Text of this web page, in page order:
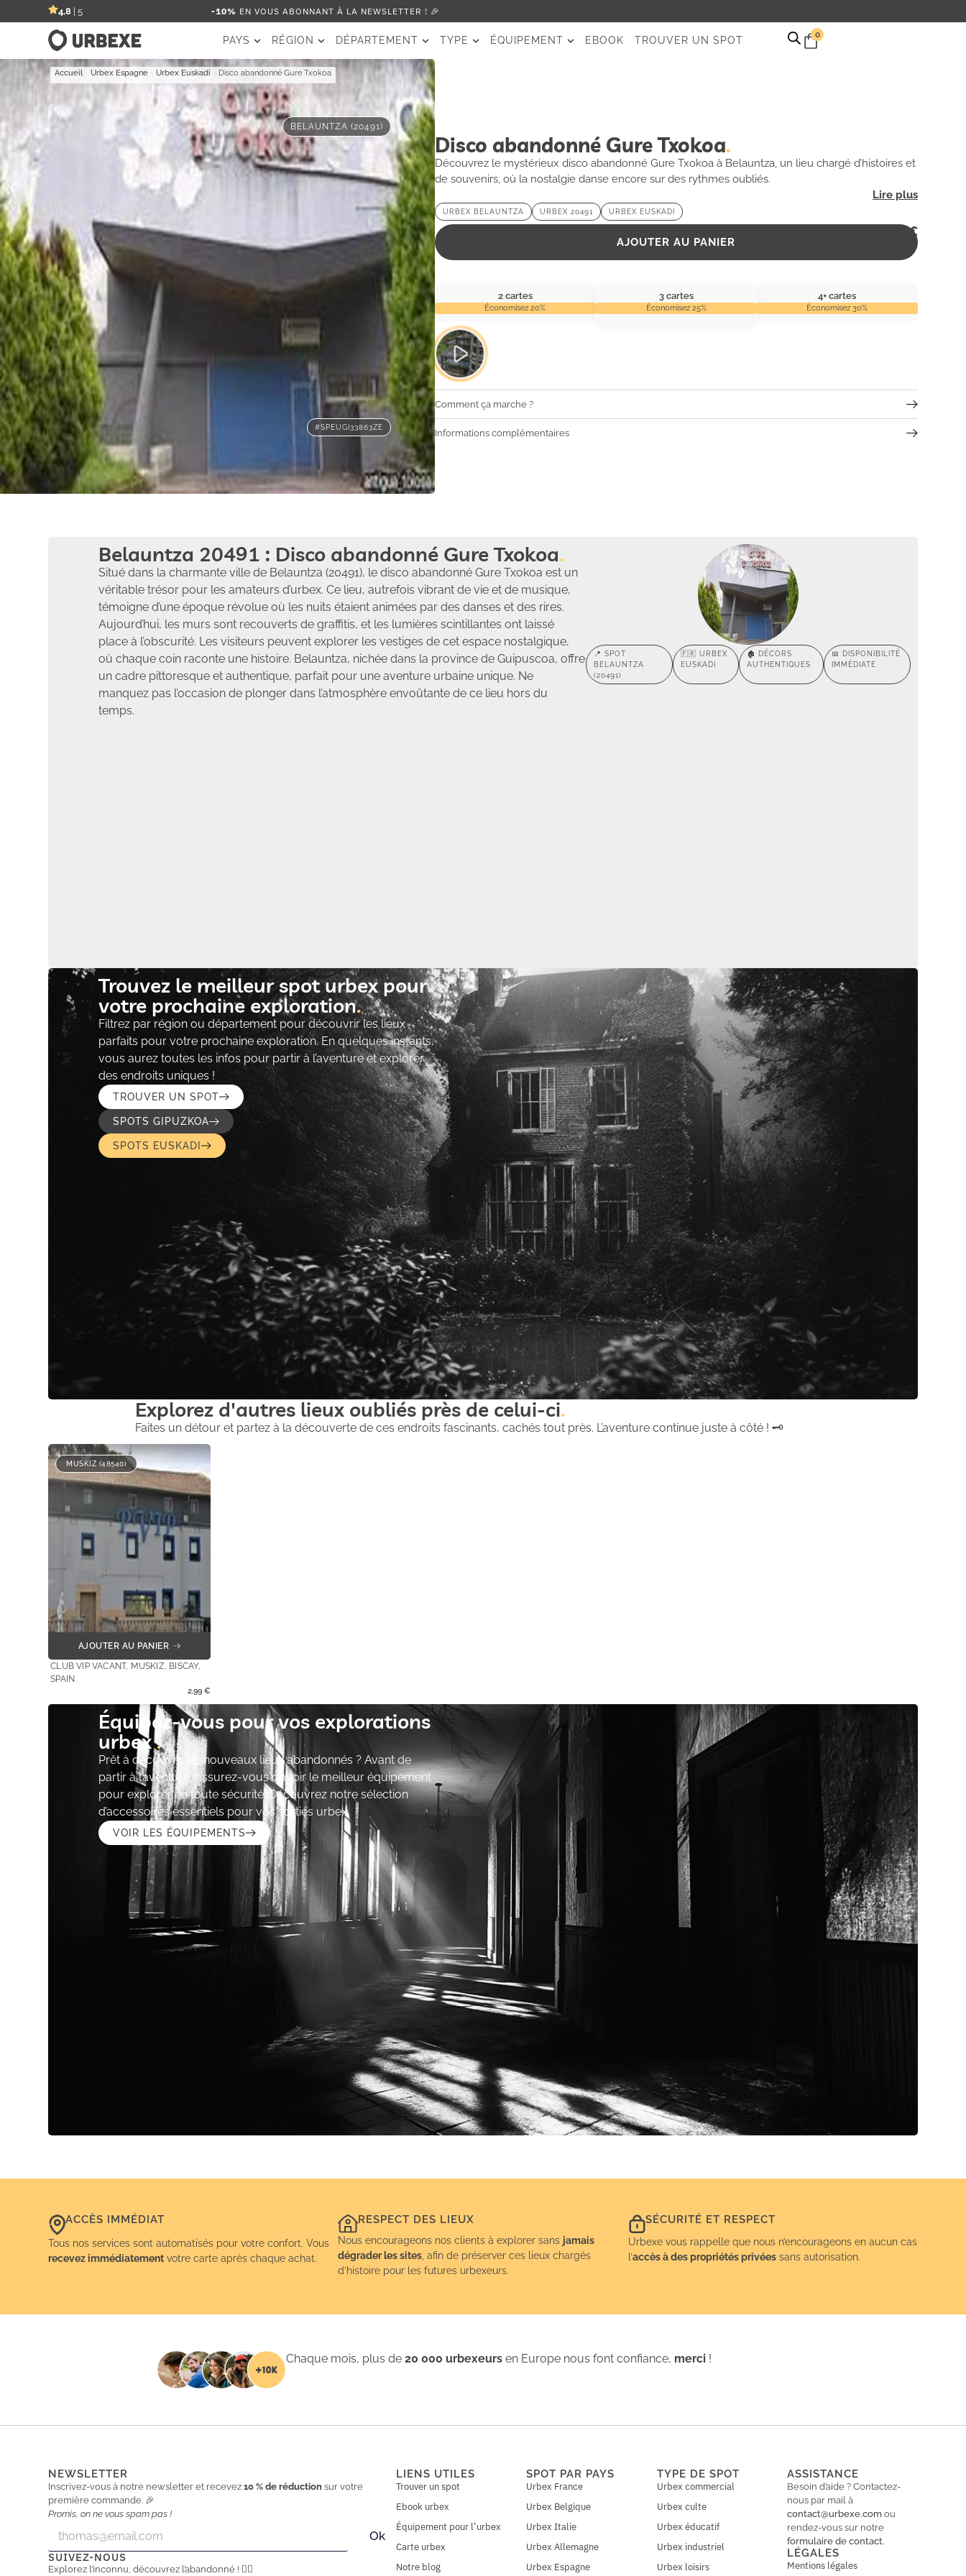
4,8 | 5 -10% EN VOUS ABONNANT À LA NEWSLETTER ! 🎉
PAYS RÉGION DÉPARTEMENT TYPE ÉQUIPEMENT EBOOK TROUVER UN SPOT
0
Accueil -Urbex Espagne -Urbex Euskadi - Disco abandonné Gure Txokoa
BELAUNTZA (20491)
#SPEUGI33863ZE
Disco abandonné Gure Txokoa
Découvrez le mystérieux disco abandonné Gure Txokoa à Belauntza, un lieu chargé d’histoires et
de souvenirs, où la nostalgie danse encore sur des rythmes oubliés.
URBEX BELAUNTZA URBEX 20491 URBEX EUSKADI
2,99€
AJOUTER AU PANIER
2 cartes
Économisez 20%
3 cartes
Économisez 25%
4+ cartes
Économisez 30%
Comment ça marche ?
Informations complémentaires
Belauntza 20491 : Disco abandonné Gure Txokoa
Situé dans la charmante ville de Belauntza (20491), le disco abandonné Gure Txokoa est un
véritable trésor pour les amateurs d’urbex. Ce lieu, autrefois vibrant de vie et de musique,
témoigne d’une époque révolue où les nuits étaient animées par des danses et des rires.
Aujourd’hui, les murs sont recouverts de graffitis, et les lumières scintillantes ont laissé
place à l’obscurité. Les visiteurs peuvent explorer les vestiges de cet espace nostalgique,
où chaque coin raconte une histoire. Belauntza, nichée dans la province de Guipuscoa, offre
un cadre pittoresque et authentique, parfait pour une aventure urbaine unique. Ne
manquez pas l’occasion de plonger dans l’atmosphère envoûtante de ce lieu hors du
temps.
📍 SPOT
BELAUNTZA
(20491)
🇫🇷 URBEX
EUSKADI
🏚️ DÉCORS
AUTHENTIQUES
📅 DISPONIBILITÉ
IMMÉDIATE
Trouvez le meilleur spot urbex pour
votre prochaine exploration​
Filtrez par région ou département pour découvrir les lieux
parfaits pour votre prochaine exploration. En quelques instants,
vous aurez toutes les infos pour partir à l’aventure et explorer
des endroits uniques !
TROUVER UN SPOT
SPOTS GIPUZKOA
SPOTS EUSKADI
Explorez d'autres lieux oubliés près de celui-ci
Faites un détour et partez à la découverte de ces endroits fascinants, cachés tout près. L’aventure continue juste à côté ! 🗝️
MUSKIZ (48540)
AJOUTER AU PANIER
CLUB VIP VACANT, MUSKIZ, BISCAY,
SPAIN
2,99€
Équipez-vous pour vos explorations
urbex
Prêt à découvrir de nouveaux lieux abandonnés ? Avant de
partir à l’aventure, assurez-vous d’avoir le meilleur équipement
pour explorer en toute sécurité. Découvrez notre sélection
d’accessoires essentiels pour vos sorties urbex.
VOIR LES ÉQUIPEMENTS
ACCÈS IMMÉDIAT
Tous nos services sont automatisés pour votre confort. Vous
recevez immédiatement votre carte après chaque achat.
RESPECT DES LIEUX
Nous encourageons nos clients à explorer sans jamais
dégrader les sites , afin de préserver ces lieux chargés
d’histoire pour les futures urbexeurs.
SÉCURITÉ ET RESPECT
Urbexe vous rappelle que nous n’encourageons en aucun cas
l’accès à des propriétés privéessans autorisation.
Chaque mois, plus de20 000 urbexeurs en Europe nous font confiance, merci !
NEWSLETTER
Inscrivez-vous à notre newsletter et recevez10 % de réduction sur votre
première commande. 🎉
Promis, on ne vous spam pas !
a
i
a
i
Ok
SUIVEZ-NOUS
Explorez l’inconnu, découvrez l’abandonné ! 🕵️‍♂️
LIENS UTILES
Trouver un spot
Ebook urbex
Équipement pour l’urbex
Carte urbex
Notre blog
SPOT PAR PAYS
Urbex France
Urbex Belgique
Urbex Italie
Urbex Allemagne
Urbex Espagne
TYPE DE SPOT
Urbex commercial
Urbex culte
Urbex éducatif
Urbex industriel
Urbex loisirs
ASSISTANCE
Besoin d’aide ? Contactez-
nous par mail à
contact@urbexe.com ou
rendez-vous sur notre
formulaire de contact.
LÉGALES
Mentions légales